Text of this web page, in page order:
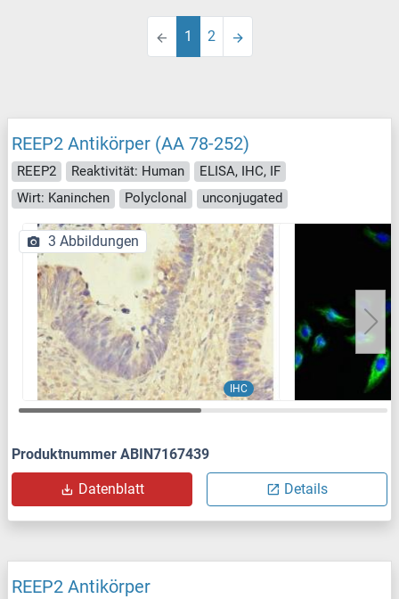
1 2
REEP2 Antikörper (AA 78-252)
REEP2 Reaktivität: Human
ELISA, IHC, IF
Wirt: Kaninchen
Polyclonal unconjugated
IHC
3 Abbildungen
Produktnummer ABIN7167439
Datenblatt Details
REEP2 Antikörper